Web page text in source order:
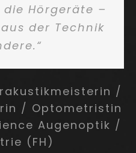
Hörgeräte –
der Technik
/
/ Optometristin
Augenoptik /
(FH)